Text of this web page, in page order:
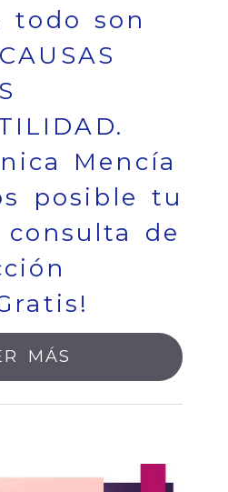
todo son
Mencía
posible tu
consulta de
MÁS